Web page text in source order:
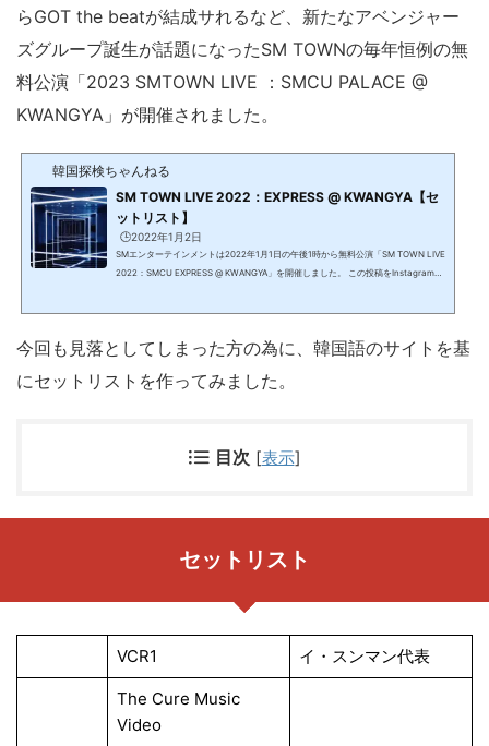
らGOT the beatが結成サれるなど、新たなアベンジャー
ズグループ誕生が話題になったSM TOWNの毎年恒例の無
料公演「2023 SMTOWN LIVE ：SMCU PALACE @
KWANGYA」が開催されました。
韓国探検ちゃんねる
SM TOWN LIVE 2022：EXPRESS @ KWANGYA【セ
ットリスト】
🕒️2022年1月2日
SMエンターテインメントは2022年1月1日の午後1時から無料公演「SM TOWN LIVE
2022：SMCU EXPRESS @ KWANGYA」を開催しました。 この投稿をInstagramで
した！という方も多いのではないでしょうか？筆者も見事に見落としたㅠㅠ誰が出
今回も見落としてしまった方の為に、韓国語のサイトを基
にセットリストを作ってみました。
目次 [表示]
セットリスト
VCR1 イ・スンマン代表
The Cure Music
Video